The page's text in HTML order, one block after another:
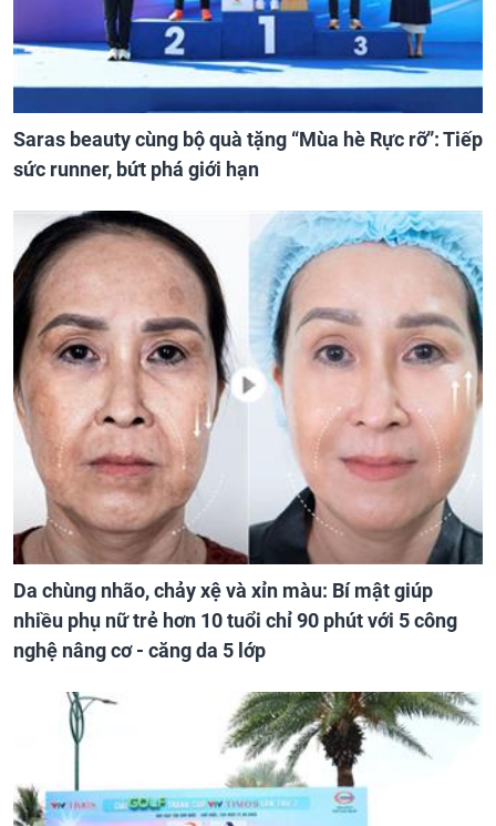
Saras beauty cùng bộ quà tặng “Mùa hè Rực rỡ”: Tiếp
sức runner, bứt phá giới hạn
Da chùng nhão, chảy xệ và xỉn màu: Bí mật giúp
nhiều phụ nữ trẻ hơn 10 tuổi chỉ 90 phút với 5 công
nghệ nâng cơ - căng da 5 lớp